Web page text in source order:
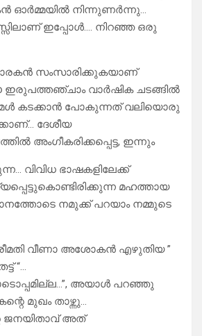
ഓർമ്മയിൽ നിന്നുണർന്നു…
ഇപ്പോൾ…. നിറഞ്ഞ ഒരു
സംസാരിക്കുകയാണ്
വാർഷിക ചടങ്ങിൽ
കടക്കാൻ പോകുന്നത് വലിയൊരു
ദേശീയ
അംഗീകരിക്കപ്പെട്ട, ഇന്നും
വിവിധ ഭാഷകളിലേക്ക്
മഹത്തായ
നമുക്ക് പറയാം നമ്മുടെ
വീണാ അശോകൻ എഴുതിയ ”
“…
അയാൾ പറഞ്ഞു
മുഖം താഴ്ന്നു…
ജനയിതാവ് അത്‌